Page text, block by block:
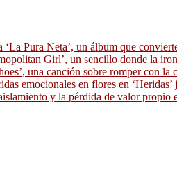
Pura Neta’, un álbum que
Girl’, un sencillo donde la
una canción sobre romper con la
emocionales en flores en
y la pérdida de valor propio